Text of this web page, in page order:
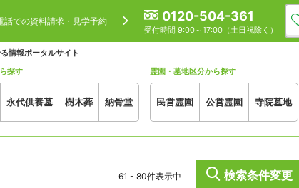
話での資料請求・見学予約 0120-504-361
受付時間 9:00～17:00（土日祝除く）
情報ポータルサイト
探す
永代供養墓 樹木葬 納骨堂
霊園・墓地区分から探す
民営霊園 公営霊園 寺院墓地
61 - 80件表示中 検索条件変更